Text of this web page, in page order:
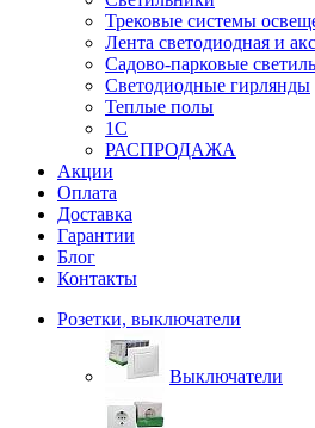
Трековые системы
Лента светодиодная и
Садово-парковые
Светодиодные гирлянды
Теплые полы
1С
РАСПРОДАЖА
Акции
Оплата
Доставка
Гарантии
Блог
Контакты
Розетки, выключатели
Выключатели